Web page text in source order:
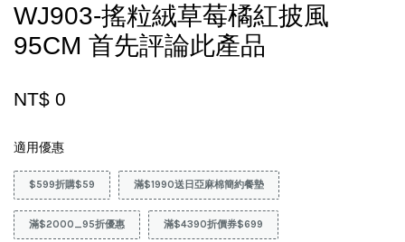
WJ903-搖粒絨草莓橘紅披風
95CM 首先評論此產品
NT$ 0
適用優惠
$599折購$59 滿$1990送日亞麻棉簡約餐墊
滿$2000_95折優惠 滿$4390折價券$699